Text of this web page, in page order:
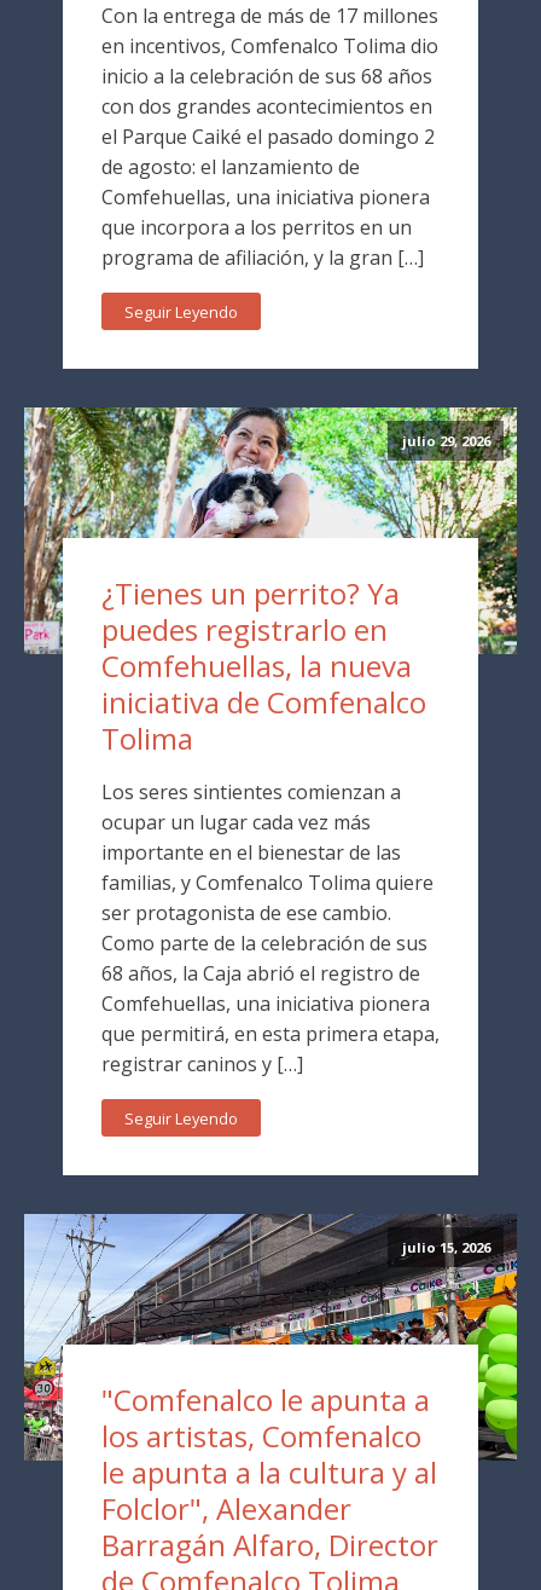
Con la entrega de más de 17 millones
en incentivos, Comfenalco Tolima dio
inicio a la celebración de sus 68 años
con dos grandes acontecimientos en
el Parque Caiké el pasado domingo 2
de agosto: el lanzamiento de
Comfehuellas, una iniciativa pionera
que incorpora a los perritos en un
programa de afiliación, y la gran […]
Seguir Leyendo
julio 29, 2026
¿Tienes un perrito? Ya
puedes registrarlo en
Comfehuellas, la nueva
iniciativa de Comfenalco
Tolima
Los seres sintientes comienzan a
ocupar un lugar cada vez más
importante en el bienestar de las
familias, y Comfenalco Tolima quiere
ser protagonista de ese cambio.
Como parte de la celebración de sus
68 años, la Caja abrió el registro de
Comfehuellas, una iniciativa pionera
que permitirá, en esta primera etapa,
registrar caninos y […]
Seguir Leyendo
julio 15, 2026
"Comfenalco le apunta a
los artistas, Comfenalco
le apunta a la cultura y al
Folclor", Alexander
Barragán Alfaro, Director
de Comfenalco Tolima